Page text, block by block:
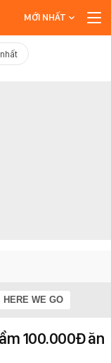
MỚI NHẤT
HERE WE GO
100.000Đ ăn